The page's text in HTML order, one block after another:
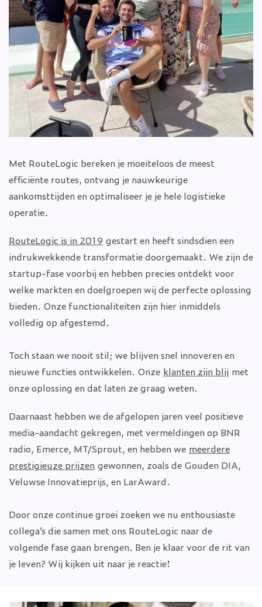
Met RouteLogic bereken je moeiteloos de meest
efficiënte routes, ontvang je nauwkeurige
aankomsttijden en optimaliseer je je hele logistieke
operatie.
RouteLogic is in 2019 gestart en heeft sindsdien een
indrukwekkende transformatie doorgemaakt. We zijn de
startup-fase voorbij en hebben precies ontdekt voor
welke markten en doelgroepen wij de perfecte oplossing
bieden. Onze functionaliteiten zijn hier inmiddels
volledig op afgestemd.
Toch staan we nooit stil; we blijven snel innoveren en
nieuwe functies ontwikkelen. Onze klanten zijn blij met
onze oplossing en dat laten ze graag weten.
Daarnaast hebben we de afgelopen jaren veel positieve
media-aandacht gekregen, met vermeldingen op BNR
radio, Emerce, MT/Sprout, en hebben we meerdere
prestigieuze prijzen gewonnen, zoals de Gouden DIA,
Veluwse Innovatieprijs, en LarAward.
Door onze continue groei zoeken we nu enthousiaste
collega’s die samen met ons RouteLogic naar de
volgende fase gaan brengen. Ben je klaar voor de rit van
je leven? Wij kijken uit naar je reactie!